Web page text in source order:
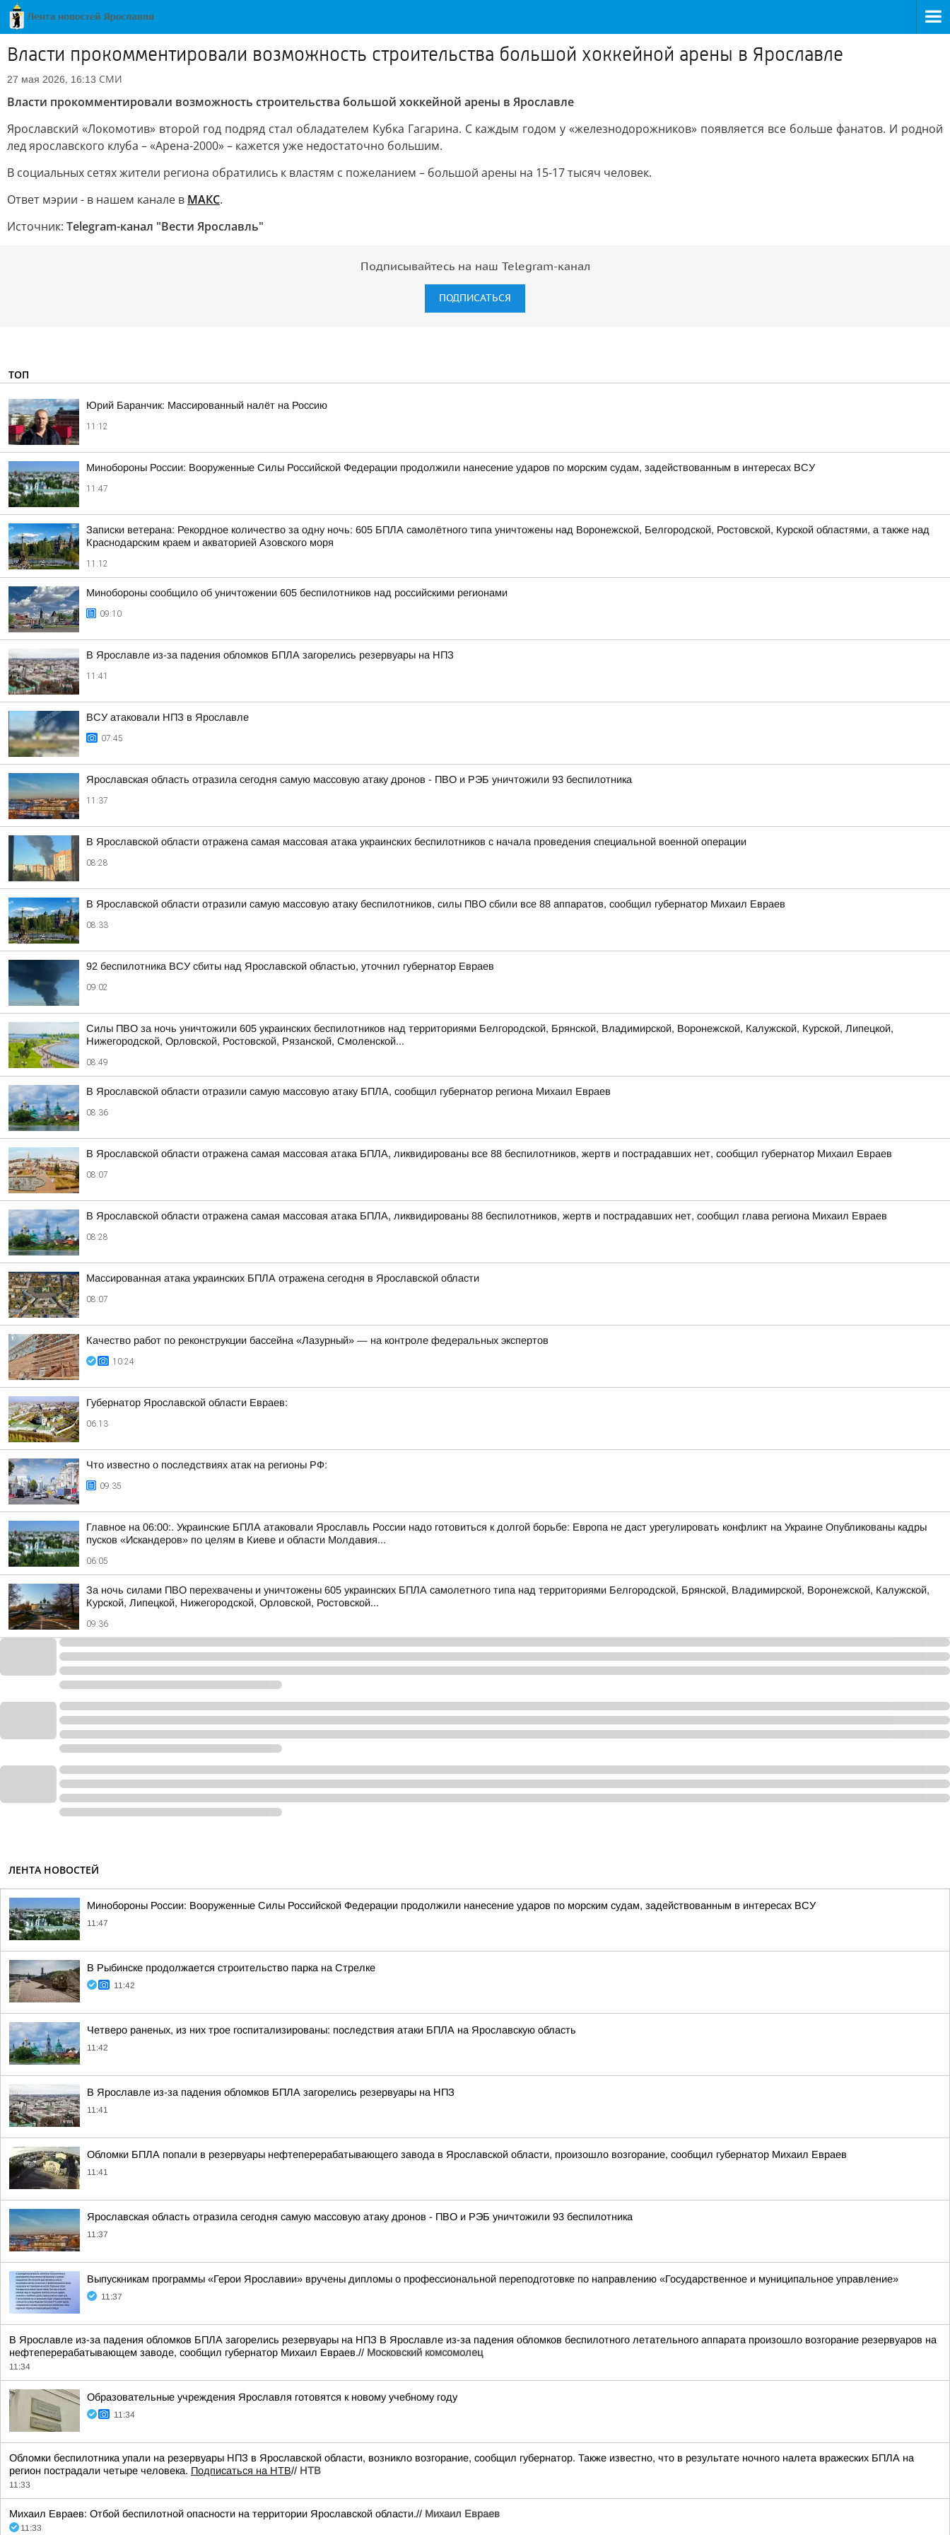
Власти прокомментировали возможность строительства большой хоккейной арены в Ярославле
27 мая 2026, 16:13 СМИ
Власти прокомментировали возможность строительства большой хоккейной арены в Ярославле
Ярославский «Локомотив» второй год подряд стал обладателем Кубка Гагарина. С каждым годом у «железнодорожников» появляется все больше фанатов. И родной
лед ярославского клуба – «Арена-2000» – кажется уже недостаточно большим.
В социальных сетях жители региона обратились к властям с пожеланием – большой арены на 15-17 тысяч человек.
Ответ мэрии - в нашем канале в МАКС.
Источник: Telegram-канал "Вести Ярославль"
Подписывайтесь на наш Telegram-канал
ПОДПИСАТЬСЯ
ТОП
Юрий Баранчик: Массированный налёт на Россию
11:12
Минобороны России: Вооруженные Силы Российской Федерации продолжили нанесение ударов по морским судам, задействованным в интересах ВСУ
11:47
Записки ветерана: Рекордное количество за одну ночь: 605 БПЛА самолётного типа уничтожены над Воронежской, Белгородской, Ростовской, Курской областями, а также над
Краснодарским краем и акваторией Азовского моря
11:12
Минобороны сообщило об уничтожении 605 беспилотников над российскими регионами
09:10
В Ярославле из-за падения обломков БПЛА загорелись резервуары на НПЗ
11:41
ВСУ атаковали НПЗ в Ярославле
07:45
Ярославская область отразила сегодня самую массовую атаку дронов - ПВО и РЭБ уничтожили 93 беспилотника
11:37
В Ярославской области отражена самая массовая атака украинских беспилотников с начала проведения специальной военной операции
08:28
В Ярославской области отразили самую массовую атаку беспилотников, силы ПВО сбили все 88 аппаратов, сообщил губернатор Михаил Евраев
08:33
92 беспилотника ВСУ сбиты над Ярославской областью, уточнил губернатор Евраев
09:02
Силы ПВО за ночь уничтожили 605 украинских беспилотников над территориями Белгородской, Брянской, Владимирской, Воронежской, Калужской, Курской, Липецкой,
Нижегородской, Орловской, Ростовской, Рязанской, Смоленской...
08:49
В Ярославской области отразили самую массовую атаку БПЛА, сообщил губернатор региона Михаил Евраев
08:36
В Ярославской области отражена самая массовая атака БПЛА, ликвидированы все 88 беспилотников, жертв и пострадавших нет, сообщил губернатор Михаил Евраев
08:07
В Ярославской области отражена самая массовая атака БПЛА, ликвидированы 88 беспилотников, жертв и пострадавших нет, сообщил глава региона Михаил Евраев
08:28
Массированная атака украинских БПЛА отражена сегодня в Ярославской области
08:07
Качество работ по реконструкции бассейна «Лазурный» — на контроле федеральных экспертов
10:24
Губернатор Ярославской области Евраев:
06:13
Что известно о последствиях атак на регионы РФ:
09:35
Главное на 06:00:. Украинские БПЛА атаковали Ярославль России надо готовиться к долгой борьбе: Европа не даст урегулировать конфликт на Украине Опубликованы кадры
пусков «Искандеров» по целям в Киеве и области Молдавия...
06:05
За ночь силами ПВО перехвачены и уничтожены 605 украинских БПЛА самолетного типа над территориями Белгородской, Брянской, Владимирской, Воронежской, Калужской,
Курской, Липецкой, Нижегородской, Орловской, Ростовской...
09:36
ЛЕНТА НОВОСТЕЙ
Минобороны России: Вооруженные Силы Российской Федерации продолжили нанесение ударов по морским судам, задействованным в интересах ВСУ
11:47
В Рыбинске продолжается строительство парка на Стрелке
11:42
Четверо раненых, из них трое госпитализированы: последствия атаки БПЛА на Ярославскую область
11:42
В Ярославле из-за падения обломков БПЛА загорелись резервуары на НПЗ
11:41
Обломки БПЛА попали в резервуары нефтеперерабатывающего завода в Ярославской области, произошло возгорание, сообщил губернатор Михаил Евраев
11:41
Ярославская область отразила сегодня самую массовую атаку дронов - ПВО и РЭБ уничтожили 93 беспилотника
11:37
Выпускникам программы «Герои Ярославии» вручены дипломы о профессиональной переподготовке по направлению «Государственное и муниципальное управление»
11:37
В Ярославле из-за падения обломков БПЛА загорелись резервуары на НПЗ В Ярославле из-за падения обломков беспилотного летательного аппарата произошло возгорание резервуаров на
нефтеперерабатывающем заводе, сообщил губернатор Михаил Евраев.// Московский комсомолец
11:34
Образовательные учреждения Ярославля готовятся к новому учебному году
11:34
Обломки беспилотника упали на резервуары НПЗ в Ярославской области, возникло возгорание, сообщил губернатор. Также известно, что в результате ночного налета вражеских БПЛА на
регион пострадали четыре человека. Подписаться на НТВ// НТВ
11:33
Михаил Евраев: Отбой беспилотной опасности на территории Ярославской области.// Михаил Евраев
11:33